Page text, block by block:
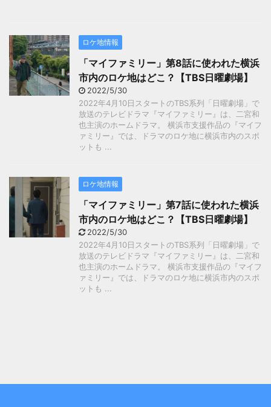
ロケ地情報
「マイファミリー」第8話に使われた横浜
市内のロケ地はどこ？【TBS日曜劇場】
2022/5/30
2022年4月10日スタートのTBS系列「日曜劇場」で
放送のテレビドラマ『マイファミリー』は、二宮和
也主演のホームドラマ。 横浜市支援作品の『マイフ
ァミリー』では、ドラマのロケ地に横浜市内のスポ
ットも ...
ロケ地情報
「マイファミリー」第7話に使われた横浜
市内のロケ地はどこ？【TBS日曜劇場】
2022/5/30
2022年4月10日スタートのTBS系列「日曜劇場」で
放送のテレビドラマ『マイファミリー』は、二宮和
也主演のホームドラマ。 横浜市支援作品の『マイフ
ァミリー』では、ドラマのロケ地に横浜市内のスポ
ットも ...